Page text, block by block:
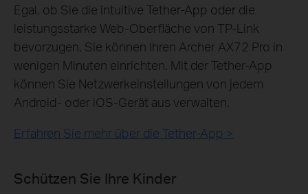
Egal, ob Sie die intuitive Tether-App oder die
leistungsstarke Web-Oberfläche von TP-Link
bevorzugen, Sie können Ihren Archer AX72 Pro in
wenigen Minuten einrichten. Mit der Tether-App
können Sie Netzwerkeinstellungen von jedem
Android- oder iOS-Gerät aus verwalten.
Erfahren Sie mehr über die Tether-App >
Schützen Sie Ihre Kinder